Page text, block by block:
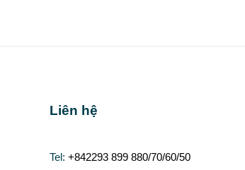
Liên hệ
Tel: +842293 899 880/70/60/50